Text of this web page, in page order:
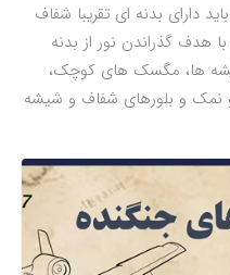
دارای بدنه ای تقریبا شفاف
هدف گذراندن نور از بدنه
ها، مگسک های کوچک،
نمک و بلورهای شفاف و شیشه